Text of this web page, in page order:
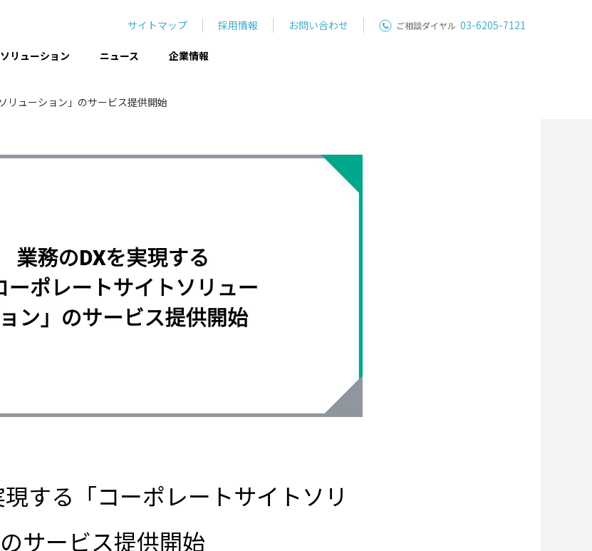
サイトマップ 採用情報 お問い合わせ ご相談ダイヤル 03-6205-7121
ソリューション ニュース 企業情報
リューション」のサービス提供開始
する「コーポレートサイトソリ
サービス提供開始